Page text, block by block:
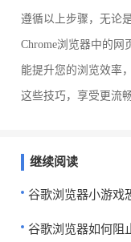
遵循以上步骤，无论
Chrome浏览器中的
能提升您的浏览效率
这些技巧，享受更流
继续阅读
谷歌浏览器小游戏
谷歌浏览器如何阻